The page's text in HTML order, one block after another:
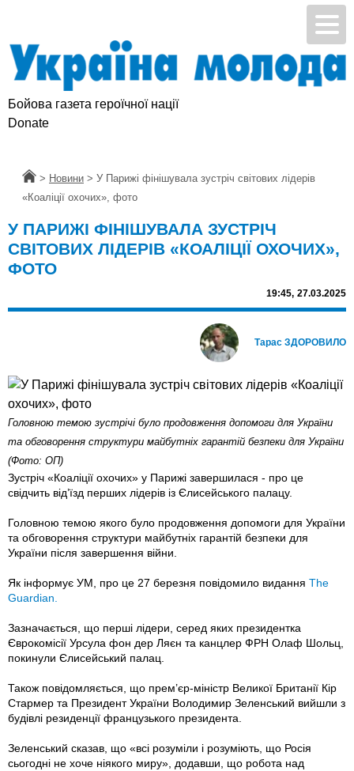
Бойова газета героїчної нації
Donate
Головна
> Новини > У Парижі фінішувала зустріч світових лідерів
«Коаліції охочих», фото
У ПАРИЖІ ФІНІШУВАЛА ЗУСТРІЧ
СВІТОВИХ ЛІДЕРІВ «КОАЛІЦІЇ ОХОЧИХ»,
ФОТО
19:45, 27.03.2025
Тарас ЗДОРОВИЛО
Головною темою зустрічі було продовження допомоги для України
та обговорення структури майбутніх гарантій безпеки для України
(Фото: ОП)
Зустріч «Коаліції охочих» у Парижі завершилася - про це
свідчить від’їзд перших лідерів із Єлисейського палацу.
Головною темою якого було продовження допомоги для України
та обговорення структури майбутніх гарантій безпеки для
України після завершення війни.
Як інформує УМ, про це 27 березня повідомило видання The
Guardian.
Зазначається, що перші лідери, серед яких президентка
Єврокомісії Урсула фон дер Ляєн та канцлер ФРН Олаф Шольц,
покинули Єлисейський палац.
Також повідомляється, що прем’єр-міністр Великої Британії Кір
Стармер та Президент України Володимир Зеленський вийшли з
будівлі резиденції французького президента.
Зеленський сказав, що «всі розуміли і розуміють, що Росія
сьогодні не хоче ніякого миру», додавши, що робота над